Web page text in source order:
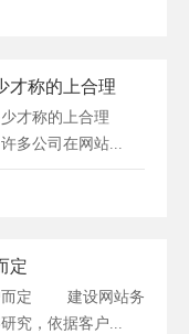
才称的上合理
少才称的上合理
多公司在网站...
定
而定 建设网站务
究，依据客户...